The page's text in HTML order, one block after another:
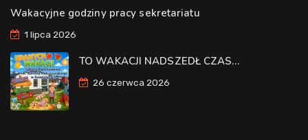
Wakacyjne godziny pracy sekretariatu
1 lipca 2026
TO WAKACJI NADSZEDŁ CZAS…
26 czerwca 2026